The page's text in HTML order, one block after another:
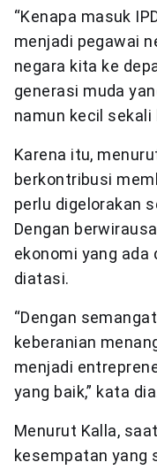
“Kenapa masuk
menjadi pegawai
negara kita ke
generasi muda
namun kecil sekali
Karena itu,
berkontribusi
perlu digelorakan
Dengan
ekonomi yang
diatasi.
“Dengan
keberanian
menjadi
yang baik,” kata
Menurut Kalla,
kesempatan yang